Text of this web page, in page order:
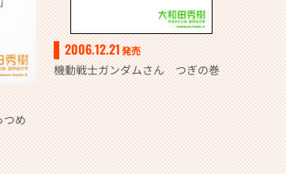
め
2006.12.21発売
機動戦士ガンダムさん つぎの巻